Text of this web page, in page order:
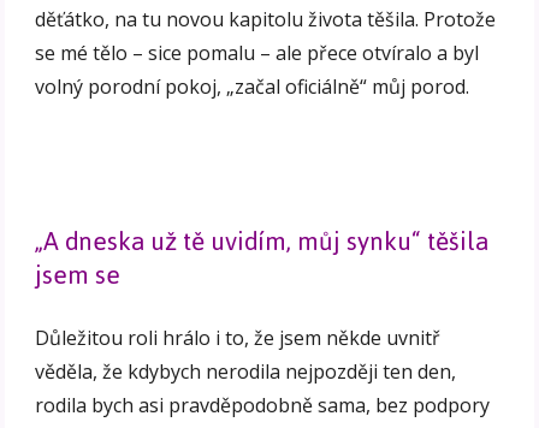
děťátko, na tu novou kapitolu života těšila. Protože
se mé tělo – sice pomalu – ale přece otvíralo a byl
volný porodní pokoj, „začal oficiálně“ můj porod.
„A dneska už tě uvidím, můj synku“ těšila
jsem se
Důležitou roli hrálo i to, že jsem někde uvnitř
věděla, že kdybych nerodila nejpozději ten den,
rodila bych asi pravděpodobně sama, bez podpory